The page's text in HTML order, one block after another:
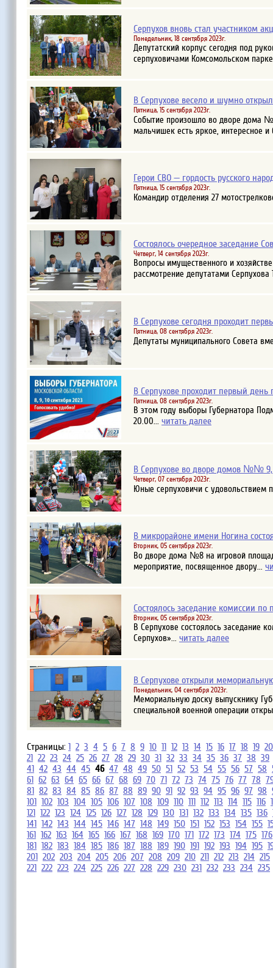
Серпухов вновь стал участником
Понедельник, 18 сентября 2023г.
Депутатский корпус сегодня под
серпуховичами Комсомольском
В Серпухове весело и шумно
Пятница, 15 сентября 2023г.
Событие произошло во дворе дома
мальчишек есть яркое, интересное и
Герои СВО — гордость русского
Пятница, 15 сентября 2023г.
Командир отделения 27
Состоялось очередное заседание
Четверг, 14 сентября 2023г.
Вопросы имущественного и
рассмотрение депутатами Серпухова
В Серпухове сегодня проходит
Пятница, 08 сентября 2023г.
Депутаты муниципального Совета
В Серпухове проходит первый день
Пятница, 08 сентября 2023г.
В этом году выборы Губернатора
20.00... читать далее
В Серпухове во дворе домов №№ 9,
Четверг, 07 сентября 2023г.
Юные серпуховичи с удовольствием
В микрорайоне имени Ногина
Вторник, 05 сентября 2023г.
Во дворе дома №8 на игровой
мероприятие, посвященное двору...
Состоялось заседание комиссии
Вторник, 05 сентября 2023г.
В Серпухове состоялось заседание
Серпухов»... читать далее
В Серпухове открыли
Понедельник, 04 сентября 2023г.
Мемориальную доску выпускнику
специальной военной операции
Страницы: 1 2 3 4 5 6 7 8 9 10 11 12 13 14 15 16 17 18 19 20
21 22 23 24 25 26 27 28 29 30 31 32 33 34 35 36 37 38 39
41 42 43 44 45 46 47 48 49 50 51 52 53 54 55 56 57 58
61 62 63 64 65 66 67 68 69 70 71 72 73 74 75 76 77 78
81 82 83 84 85 86 87 88 89 90 91 92 93 94 95 96 97 98
101 102 103 104 105 106 107 108 109 110 111 112 113 114 115 116
121 122 123 124 125 126 127 128 129 130 131 132 133 134 135 136
141 142 143 144 145 146 147 148 149 150 151 152 153 154 155
161 162 163 164 165 166 167 168 169 170 171 172 173 174 175 176
181 182 183 184 185 186 187 188 189 190 191 192 193 194 195
201 202 203 204 205 206 207 208 209 210 211 212 213 214 215
221 222 223 224 225 226 227 228 229 230 231 232 233 234 235